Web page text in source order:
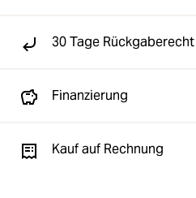
30 Tage Rückgaberecht
Finanzierung
Kauf auf Rechnung